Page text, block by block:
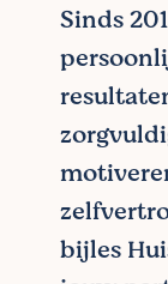
Sinds
bijles